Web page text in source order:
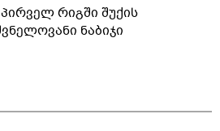
რიგში შუქის
ნაბიჯი